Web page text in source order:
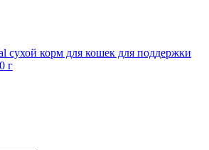
сухой корм для кошек для поддержки
г